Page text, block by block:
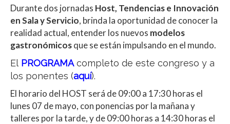
Durante dos jornadas Host, Tendencias e Innovación
en Sala y Servicio, brinda la oportunidad de conocer la
realidad actual, entender los nuevos modelos
gastronómicosque se están impulsando en el mundo.
El PROGRAMAcompleto de este congreso y a
los ponentes (aquí).
El horario del HOST será de 09:00 a 17:30 horas el
lunes 07 de mayo, con ponencias por la mañana y
talleres por la tarde, y de 09:00 horas a 14:30 horas el